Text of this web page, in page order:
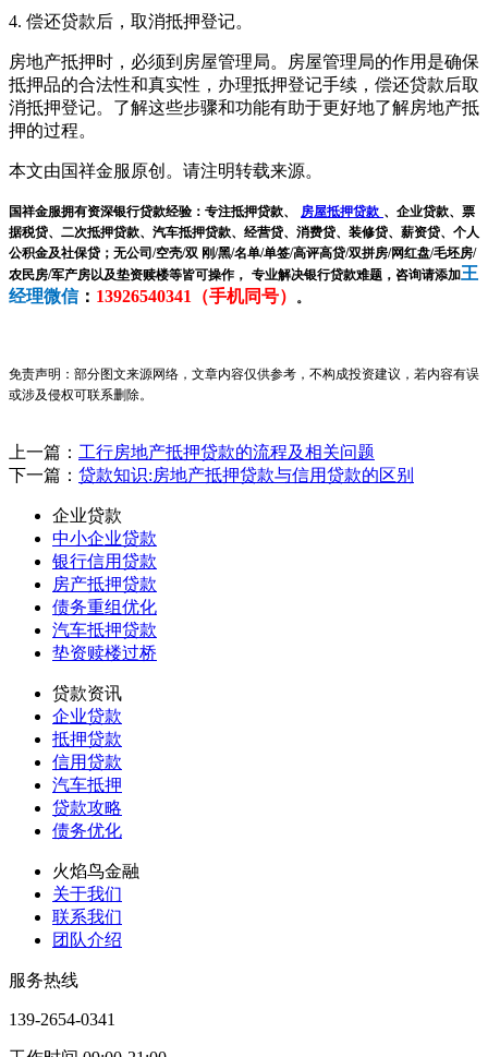
4. 偿还贷款后，取消抵押登记。
房地产抵押时，必须到房屋管理局。房屋管理局的作用是确保
抵押品的合法性和真实性，办理抵押登记手续，偿还贷款后取
消抵押登记。了解这些步骤和功能有助于更好地了解房地产抵
押的过程。
本文由国祥金服原创。请注明转载来源。
国祥金服拥有资深银行贷款经验：专注抵押贷款、 房屋抵押贷款 、企业贷款、票
据税贷、二次抵押贷款、汽车抵押贷款、经营贷、消费贷、装修贷、薪资贷、个人
公积金及社保贷；无公司/空壳/双 刚/黑/名单/单签/高评高贷/双拼房/网红盘/毛坯房/
农民房/军产房以及垫资赎楼等皆可操作， 专业解决银行贷款难题，咨询请添加王
经理微信： 13926540341 （手机同号） 。
免责声明：部分图文来源网络，文章内容仅供参考，不构成投资建议，若内容有误
或涉及侵权可联系删除。
上一篇： 工行房地产抵押贷款的流程及相关问题
下一篇： 贷款知识:房地产抵押贷款与信用贷款的区别
企业贷款
中小企业贷款
银行信用贷款
房产抵押贷款
债务重组优化
汽车抵押贷款
垫资赎楼过桥
贷款资讯
企业贷款
抵押贷款
信用贷款
汽车抵押
贷款攻略
债务优化
火焰鸟金融
关于我们
联系我们
团队介绍
服务热线
139-2654-0341